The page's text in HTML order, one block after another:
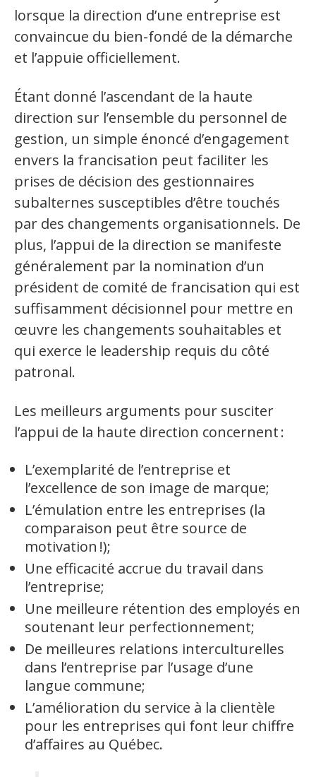
Recueil de bonnes pratiques
Secteurs d'activité
Hébergement et restauration
Plastiques et composites
Télécommunications
Aéronautique
Métallurgie
Automobile
Terminologie
Ressources terminologiques
Capsules linguistiques
Jeux et outils terminolinguistiques
Cours de français
Témoignages
Matériel à télécharger
Nos campagnes
lorsque la direction d’une entreprise est
convaincue du bien-fondé de la démarche
et l’appuie officiellement.
Étant donné l’ascendant de la haute
direction sur l’ensemble du personnel de
gestion, un simple énoncé d’engagement
envers la francisation peut faciliter les
prises de décision des gestionnaires
subalternes susceptibles d’être touchés
par des changements organisationnels. De
plus, l’appui de la direction se manifeste
généralement par la nomination d’un
président de comité de francisation qui est
suffisamment décisionnel pour mettre en
œuvre les changements souhaitables et
qui exerce le leadership requis du côté
patronal.
Les meilleurs arguments pour susciter
l’appui de la haute direction concernent :
L’exemplarité de l’entreprise et
l’excellence de son image de marque;
L’émulation entre les entreprises (la
comparaison peut être source de
motivation !);
Une efficacité accrue du travail dans
l’entreprise;
Une meilleure rétention des employés en
soutenant leur perfectionnement;
De meilleures relations interculturelles
dans l’entreprise par l’usage d’une
langue commune;
L’amélioration du service à la clientèle
pour les entreprises qui font leur chiffre
d’affaires au Québec.